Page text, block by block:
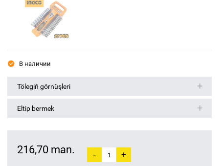
В наличии
Tölegiň görnüşleri
Eltip bermek
216,70 man. - +